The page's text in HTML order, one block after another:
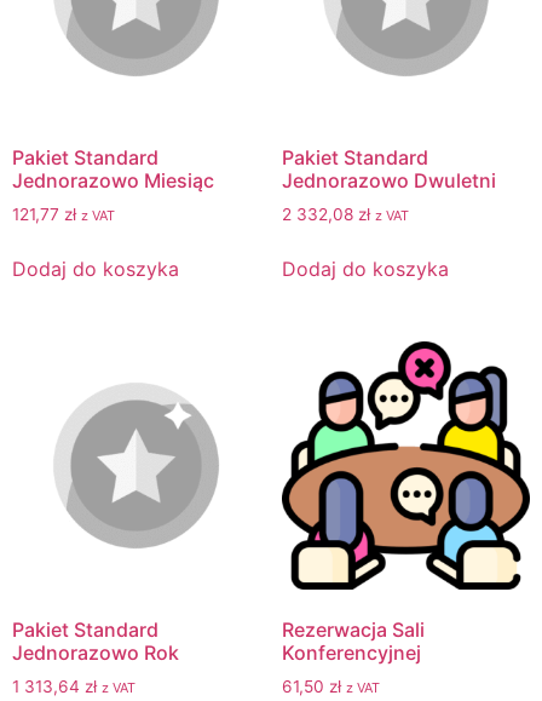
Pakiet Standard
Jednorazowo Miesiąc
121,77 zł z VAT
Dodaj do koszyka
Pakiet Standard
Jednorazowo Dwuletni
2 332,08 zł z VAT
Dodaj do koszyka
Pakiet Standard
Jednorazowo Rok
1 313,64 zł z VAT
Rezerwacja Sali
Konferencyjnej
61,50 zł z VAT